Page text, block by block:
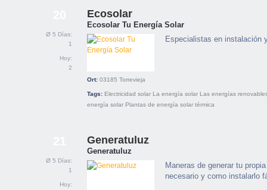
Ø 5 Días:
1
Hoy:
2
Ecosolar
Ecosolar Tu Energía Solar
Especialistas en instalación
Ort: 03185 Torrevieja
Tags: Electricidad solar La energía solar Las energías
energía solar Plantas de energía solar térmica
Ø 5 Días:
1
Hoy:
Generatuluz
Generatuluz
Maneras de generar tu
necesario y como instalarlo